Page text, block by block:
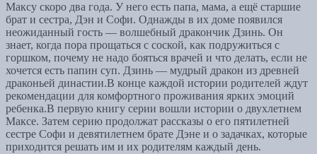
Максу скоро два года. У него есть папа, мама, а ещё старшие
брат и сестра, Дэн и Софи. Однажды в их доме появился
неожиданный гость — волшебный дракончик Дзинь. Он
знает, когда пора прощаться с соской, как подружиться с
горшком, почему не надо бояться врачей и что делать, если не
хочется есть папин суп. Дзинь — мудрый дракон из древней
драконьей династии.В конце каждой истории родителей ждут
рекомендации для комфортного проживания ярких эмоций
ребенка.В первую книгу серии вошли истории о двухлетнем
Максе. Затем серию продолжат рассказы о его пятилетней
сестре Софи и девятилетнем брате Дэне и о задачках, которые
приходится решать им и их родителям каждый день.